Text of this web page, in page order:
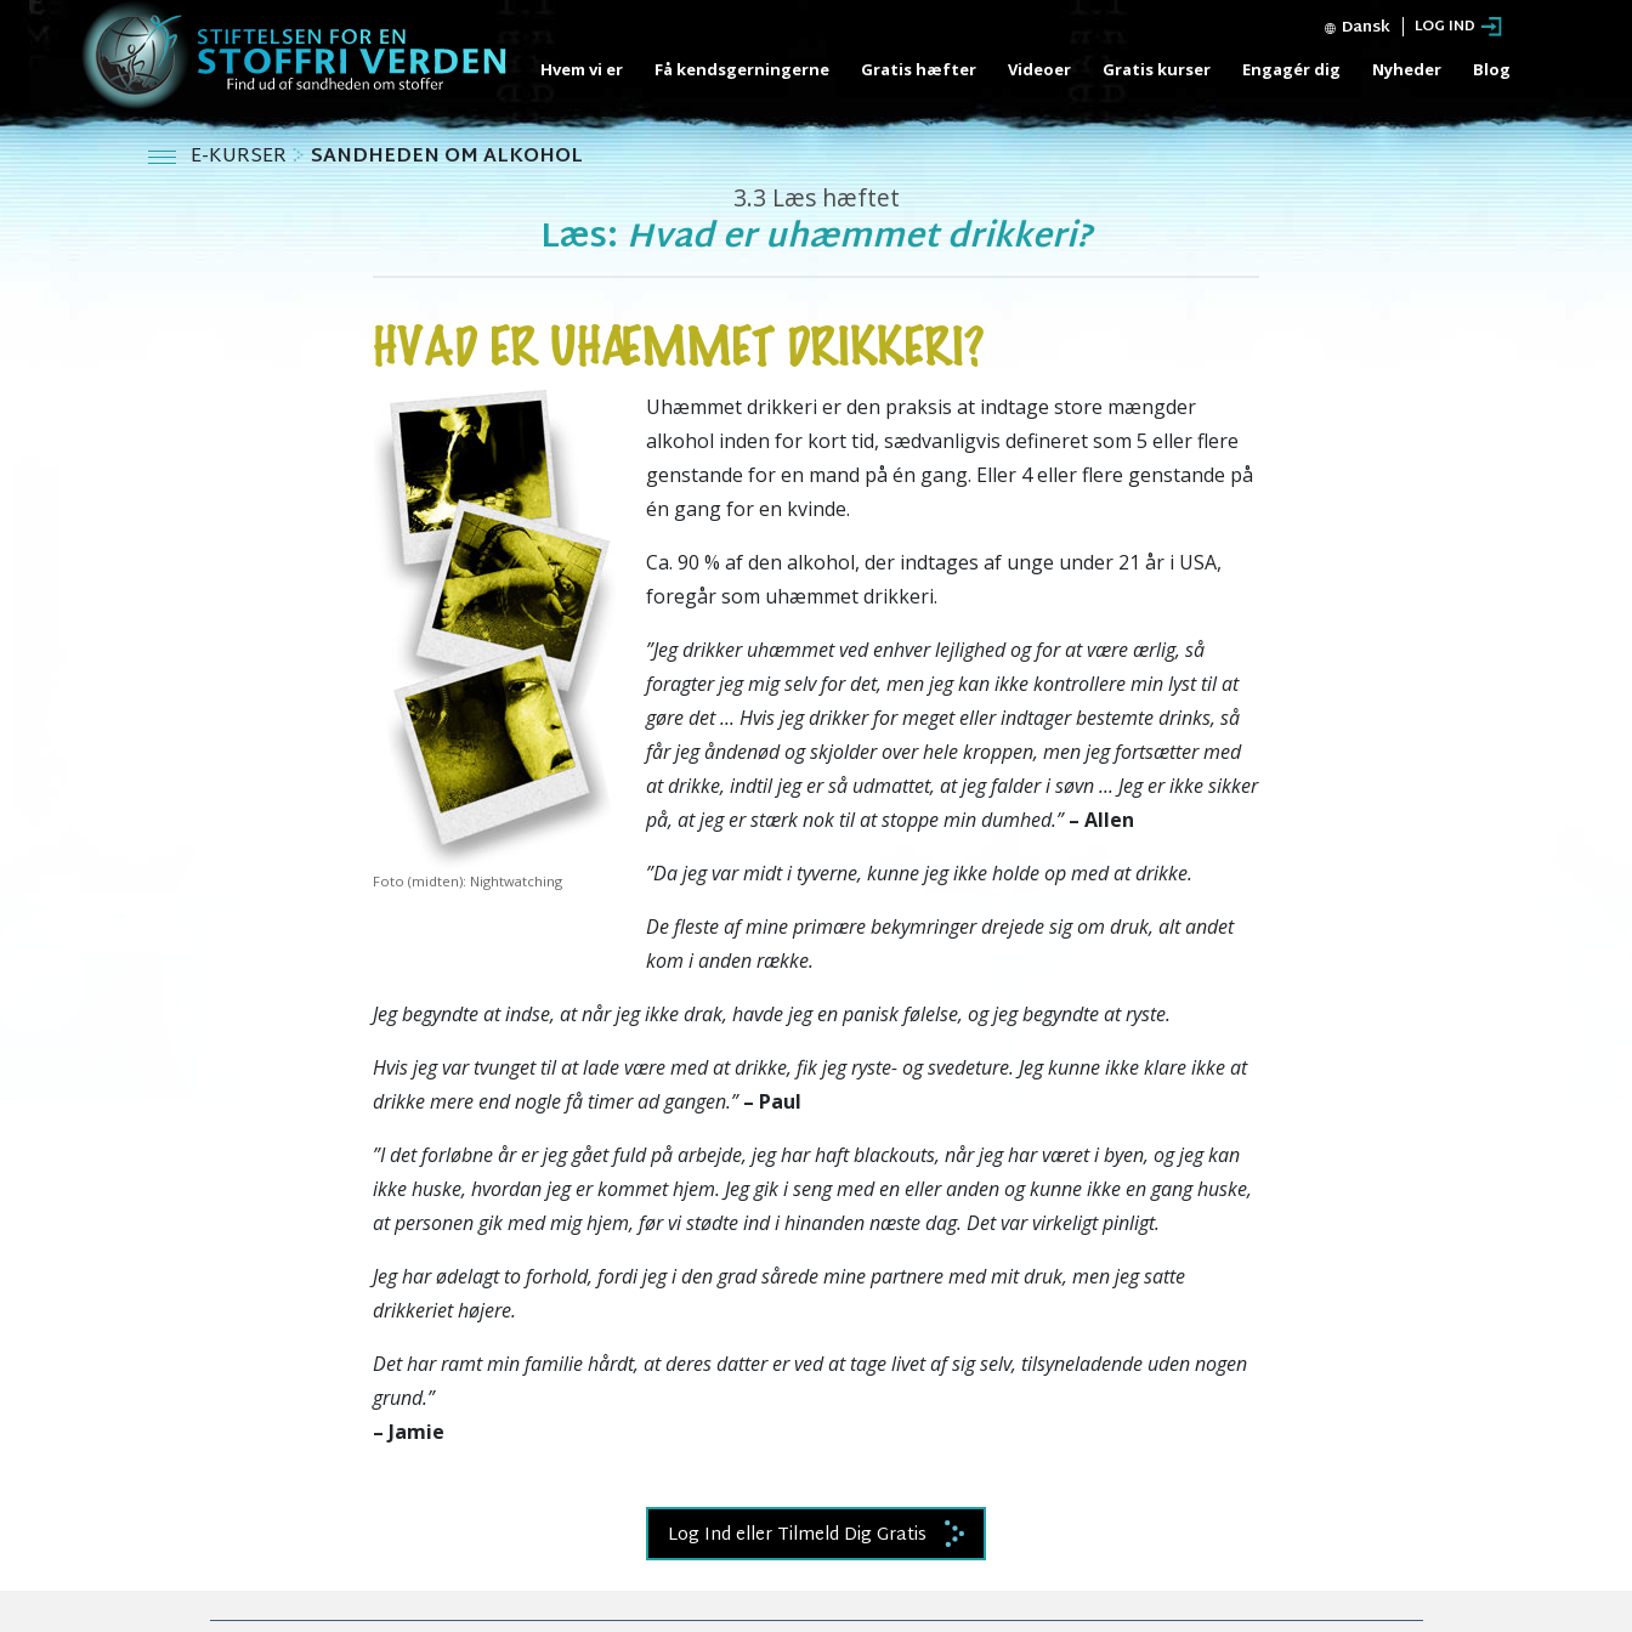
Dansk LOG IND
Hvem vi er Få kendsgerningerne Gratis hæfter Videoer Gratis kurser Engagér dig Nyheder Blog
E-KURSER SANDHEDEN OM ALKOHOL
3.3 Læs hæftet
Læs: Hvad er uhæmmet drikkeri?
HVAD ER UHÆMMET DRIKKERI?
Foto (midten): Nightwatching
Uhæmmet drikkeri er den praksis at indtage store mængder
alkohol inden for kort tid, sædvanligvis defineret som 5 eller flere
genstande for en mand på én gang. Eller 4 eller flere genstande på
én gang for en kvinde.
Ca. 90 % af den alkohol, der indtages af unge under 21 år i USA,
foregår som uhæmmet drikkeri.
”Jeg drikker uhæmmet ved enhver lejlighed og for at være ærlig, så
foragter jeg mig selv for det, men jeg kan ikke kontrollere min lyst til at
gøre det ... Hvis jeg drikker for meget eller indtager bestemte drinks, så
får jeg åndenød og skjolder over hele kroppen, men jeg fortsætter med
at drikke, indtil jeg er så udmattet, at jeg falder i søvn ... Jeg er ikke sikker
på, at jeg er stærk nok til at stoppe min dumhed.”– Allen
”Da jeg var midt i tyverne, kunne jeg ikke holde op med at drikke.
De fleste af mine primære bekymringer drejede sig om druk, alt andet
kom i anden række.
Jeg begyndte at indse, at når jeg ikke drak, havde jeg en panisk følelse, og jeg begyndte at ryste.
Hvis jeg var tvunget til at lade være med at drikke, fik jeg ryste- og svedeture. Jeg kunne ikke klare ikke at
drikke mere end nogle få timer ad gangen.”– Paul
”I det forløbne år er jeg gået fuld på arbejde, jeg har haft blackouts, når jeg har været i byen, og jeg kan
ikke huske, hvordan jeg er kommet hjem. Jeg gik i seng med en eller anden og kunne ikke en gang huske,
at personen gik med mig hjem, før vi stødte ind i hinanden næste dag. Det var virkeligt pinligt.
Jeg har ødelagt to forhold, fordi jeg i den grad sårede mine partnere med mit druk, men jeg satte
drikkeriet højere.
Det har ramt min familie hårdt, at deres datter er ved at tage livet af sig selv, tilsyneladende uden nogen
grund.”
– Jamie
Log Ind eller Tilmeld Dig Gratis